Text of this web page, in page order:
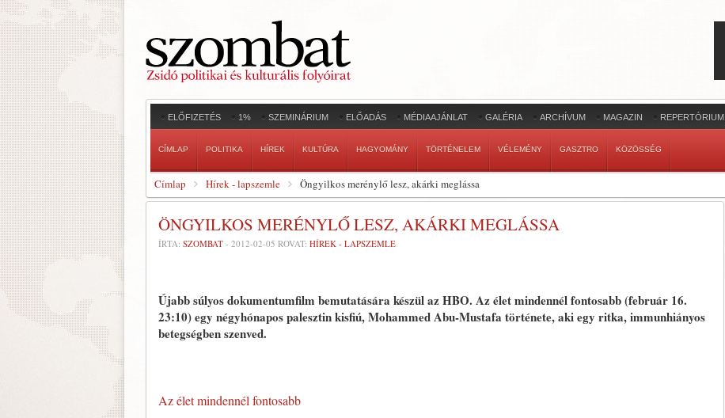
ELŐFIZETÉS 1% SZEMINÁRIUM ELŐADÁS MÉDIAAJÁNLAT GALÉRIA ARCHÍVUM MAGAZIN REPERTÓRIUM
CÍMLAP POLITIKA HÍREK KULTÚRA HAGYOMÁNY TÖRTÉNELEM VÉLEMÉNY GASZTRO KÖZÖSSÉG
Címlap Hírek - lapszemle Öngyilkos merénylő lesz, akárki meglássa
ÖNGYILKOS MERÉNYLŐ LESZ, AKÁRKI MEGLÁSSA
ÍRTA: SZOMBAT - 2012-02-05 ROVAT: HÍREK - LAPSZEMLE
Újabb súlyos dokumentumfilm bemutatására készül az HBO. Az élet mindennél fontosabb (február 16.
23:10) egy négyhónapos palesztin kisfiú, Mohammed Abu-Mustafa története, aki egy ritka, immunhiányos
betegségben szenved.
Az élet mindennél fontosabb